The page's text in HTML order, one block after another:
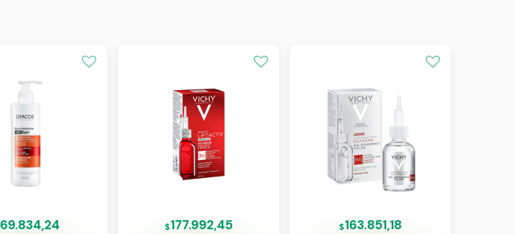
69.834,24 $177.992,45 $163.851,18